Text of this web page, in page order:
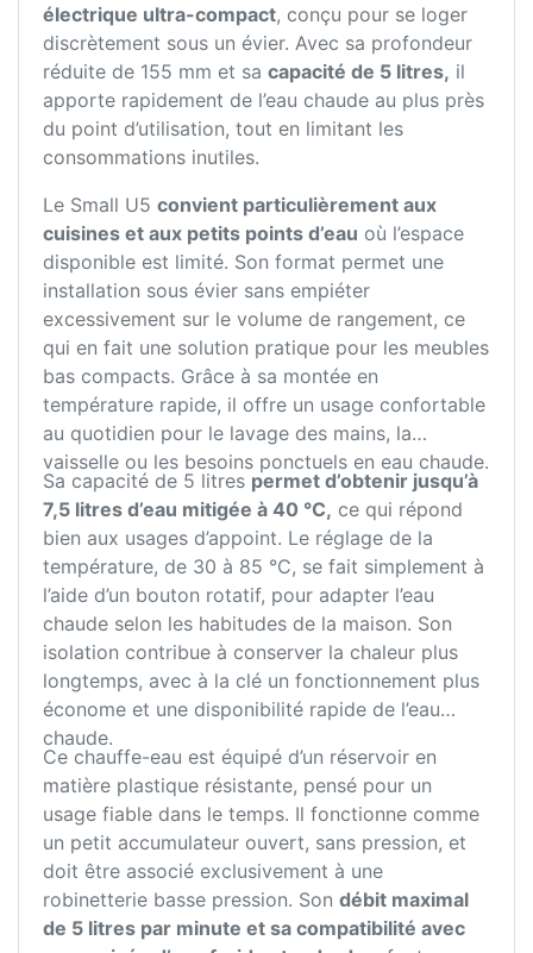
électrique ultra-compact, conçu pour se loger
discrètement sous un évier. Avec sa profondeur
réduite de 155 mm et sa capacité de 5 litres, il
apporte rapidement de l’eau chaude au plus près
du point d’utilisation, tout en limitant les
consommations inutiles.
Le Small U5 convient particulièrement aux
cuisines et aux petits points d’eau où l’espace
disponible est limité. Son format permet une
installation sous évier sans empiéter
excessivement sur le volume de rangement, ce
qui en fait une solution pratique pour les meubles
bas compacts. Grâce à sa montée en
température rapide, il offre un usage confortable
au quotidien pour le lavage des mains, la
vaisselle ou les besoins ponctuels en eau chaude.
Sa capacité de 5 litres permet d’obtenir jusqu’à
7,5 litres d’eau mitigée à 40 °C, ce qui répond
bien aux usages d’appoint. Le réglage de la
température, de 30 à 85 °C, se fait simplement à
l’aide d’un bouton rotatif, pour adapter l’eau
chaude selon les habitudes de la maison. Son
isolation contribue à conserver la chaleur plus
longtemps, avec à la clé un fonctionnement plus
économe et une disponibilité rapide de l’eau
chaude.
Ce chauffe-eau est équipé d’un réservoir en
matière plastique résistante, pensé pour un
usage fiable dans le temps. Il fonctionne comme
un petit accumulateur ouvert, sans pression, et
doit être associé exclusivement à une
robinetterie basse pression. Son débit maximal
de 5 litres par minute et sa compatibilité avec